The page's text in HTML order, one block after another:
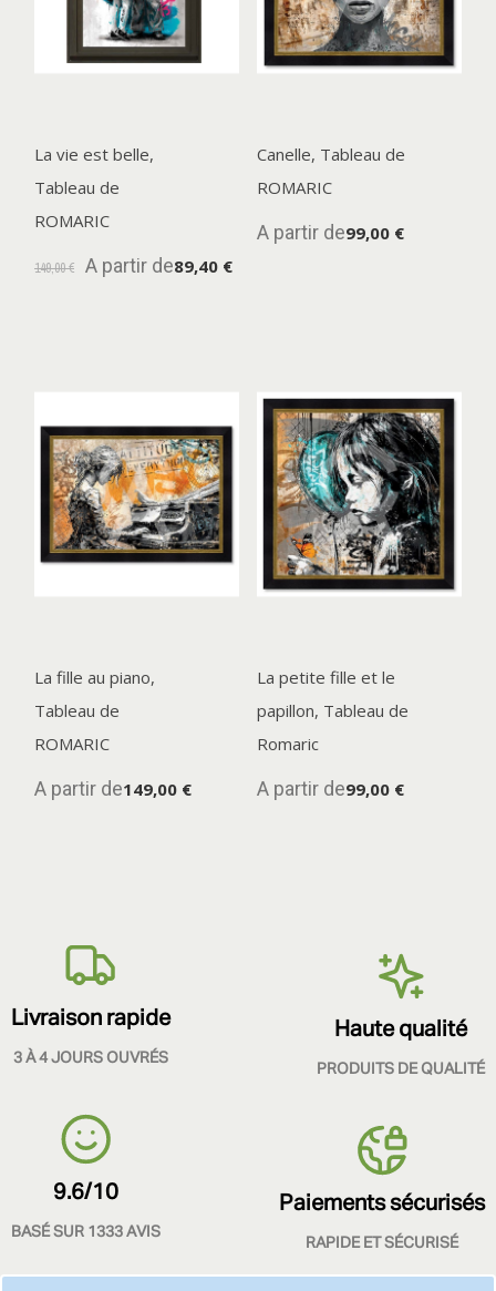
La vie est belle,
Tableau de
ROMARIC
149,00 € A partir de89,40 €
Canelle, Tableau de
ROMARIC
A partir de99,00 €
La fille au piano,
Tableau de
ROMARIC
A partir de149,00 €
La petite fille et le
papillon, Tableau de
Romaric
A partir de99,00 €
Livraison rapide
3 À 4 JOURS OUVRÉS
Haute qualité
PRODUITS DE QUALITÉ
9.6/10
BASÉ SUR 1333 AVIS
Paiements sécurisés
RAPIDE ET SÉCURISÉ